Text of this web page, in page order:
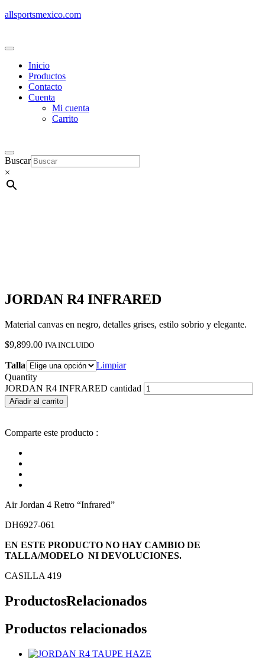
allsportsmexico.com
Inicio
Productos
Contacto
Cuenta
Mi cuenta
Carrito
Buscar
×
JORDAN R4 INFRARED
Material canvas en negro, detalles grises, estilo sobrio y elegante.
$9,899.00 IVA INCLUIDO
Talla
Limpiar
Quantity
JORDAN R4 INFRARED cantidad
Añadir al carrito
Comparte este producto :
Air Jordan 4 Retro “Infrared”
DH6927-061
EN ESTE PRODUCTO NO HAY CAMBIO DE
TALLA/MODELO NI DEVOLUCIONES.
CASILLA 419
ProductosRelacionados
Productos relacionados